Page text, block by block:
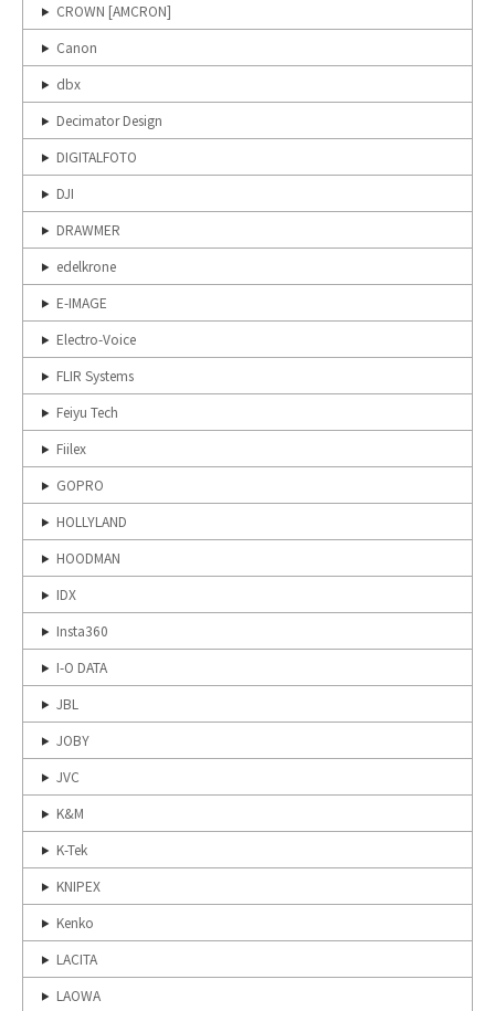
CROWN [AMCRON]
Canon
dbx
Decimator Design
DIGITALFOTO
DJI
DRAWMER
edelkrone
E-IMAGE
Electro-Voice
FLIR Systems
Feiyu Tech
Fiilex
GOPRO
HOLLYLAND
HOODMAN
IDX
Insta360
I-O DATA
JBL
JOBY
JVC
K&M
K-Tek
KNIPEX
Kenko
LACITA
LAOWA